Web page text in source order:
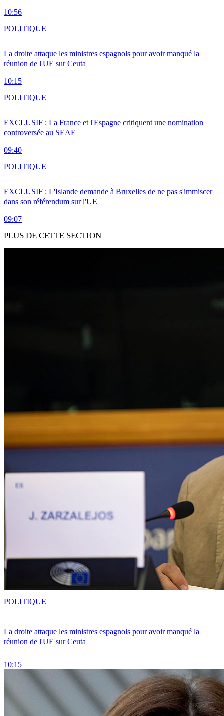
10:56
La droite attaque les ministres espagnols pour avoir manqué la
réunion de l'UE sur Ceuta
10:15
POLITIQUE
EXCLUSIF : La France et l'Espagne critiquent une nomination
controversée au SEAE
09:40
POLITIQUE
EXCLUSIF : L'Islande demande à Bruxelles de ne pas s'immiscer
dans son référendum sur l'UE
09:07
POLITIQUE
PLUS DE CETTE SECTION
La droite attaque les ministres espagnols pour avoir manqué la
réunion de l'UE sur Ceuta
10:15
POLITIQUE